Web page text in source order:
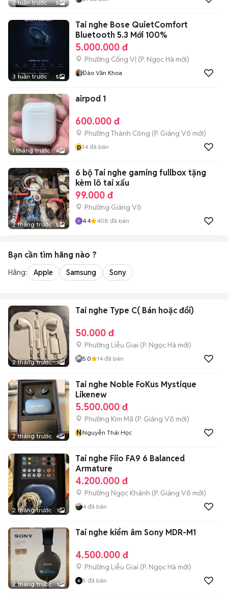
2 tuần trước 5
3 tuần trước 5
Tai nghe Bose QuietComfort
Bluetooth 5.3 Mới 100%
5.000.000 đ
Phường Cống Vị (P. Ngọc Hà mới)
Đào Văn Khoa
1 tháng trước 4
airpod 1
600.000 đ
Phường Thành Công (P. Giảng Võ mới)
p14 đã bán
2 tháng trước 5
6 bộ Tai nghe gaming fullbox tặng
kèm lô tai xấu
99.000 đ
Phường Giảng Võ
4.4 408 đã bán
Bạn cần tìm hãng nào ?
Hãng: Apple Samsung Sony
2 tháng trước 1
Tai nghe Type C( Bán hoặc đổi)
50.000 đ
Phường Liễu Giai (P. Ngọc Hà mới)
5.0 14 đã bán
2 tháng trước 4
Tai nghe Noble FoKus Mystique
Likenew
5.500.000 đ
Phường Kim Mã (P. Giảng Võ mới)
NNguyễn Thái Học
2 tháng trước 1
Tai nghe Fiio FA9 6 Balanced
Armature
4.200.000 đ
Phường Ngọc Khánh (P. Giảng Võ mới)
4 đã bán
2 tháng trước 1
Tai nghe kiểm âm Sony MDR-M1
4.500.000 đ
Phường Liễu Giai (P. Ngọc Hà mới)
5 đã bán